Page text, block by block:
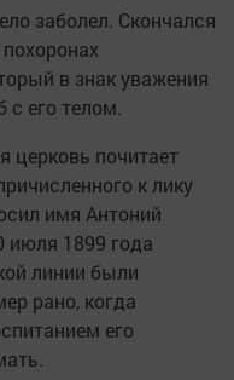
заболел. Скончался
в знак уважения
с его телом.
церковь почитает
к лику
имя Антоний
июля 1899 года
линии были
рано, когда
его